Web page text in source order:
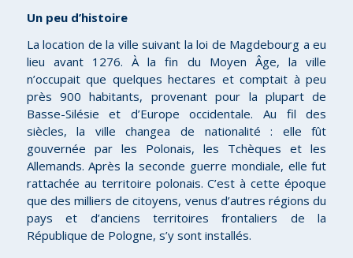
Un peu d’histoire
La location de la ville suivant la loi de Magdebourg a eu
lieu avant 1276. À la fin du Moyen Âge, la ville
n’occupait que quelques hectares et comptait à peu
près 900 habitants, provenant pour la plupart de
Basse-Silésie et d’Europe occidentale. Au fil des
siècles, la ville changea de nationalité : elle fût
gouvernée par les Polonais, les Tchèques et les
Allemands. Après la seconde guerre mondiale, elle fut
rattachée au territoire polonais. C’est à cette époque
que des milliers de citoyens, venus d’autres régions du
pays et d’anciens territoires frontaliers de la
République de Pologne, s’y sont installés.